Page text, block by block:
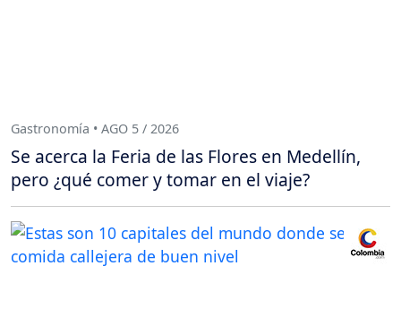
Gastronomía • AGO 5 / 2026
Se acerca la Feria de las Flores en Medellín,
pero ¿qué comer y tomar en el viaje?